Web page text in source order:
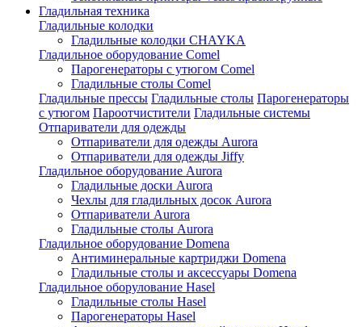
Гладильная техника
Гладильные колодки
Гладильные колодки CHAYKA
Гладильное оборудование Comel
Парогенераторы с утюгом Comel
Гладильные столы Comel
Гладильные прессы Гладильные столы Парогенераторы
с утюгом Пароотчистители Гладильные системы
Отпариватели для одежды
Отпариватели для одежды Aurora
Отпариватели для одежды Jiffy
Гладильное оборудование Aurora
Гладильные доски Aurora
Чехлы для гладильных досок Aurora
Отпариватели Aurora
Гладильные столы Aurora
Гладильное оборудование Domena
Антиминеральные картриджи Domena
Гладильные столы и аксессуары Domena
Гладильное оборулование Hasel
Гладильные столы Hasel
Парогенераторы Hasel